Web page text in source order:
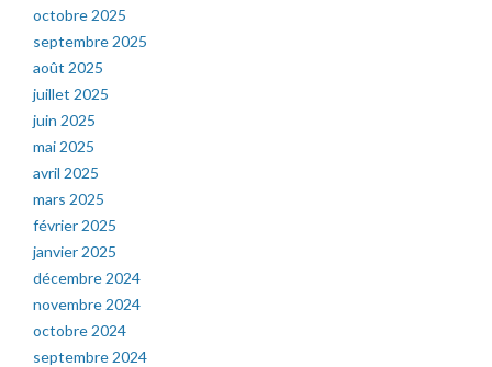
octobre 2025
septembre 2025
août 2025
juillet 2025
juin 2025
mai 2025
avril 2025
mars 2025
février 2025
janvier 2025
décembre 2024
novembre 2024
octobre 2024
septembre 2024